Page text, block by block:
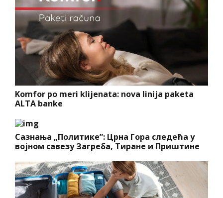
Komfor po meri klijenata: nova linija paketa
ALTA banke
Сазнања „Политике”: Црна Гора следећа у
војном савезу Загреба, Тиране и Приштине